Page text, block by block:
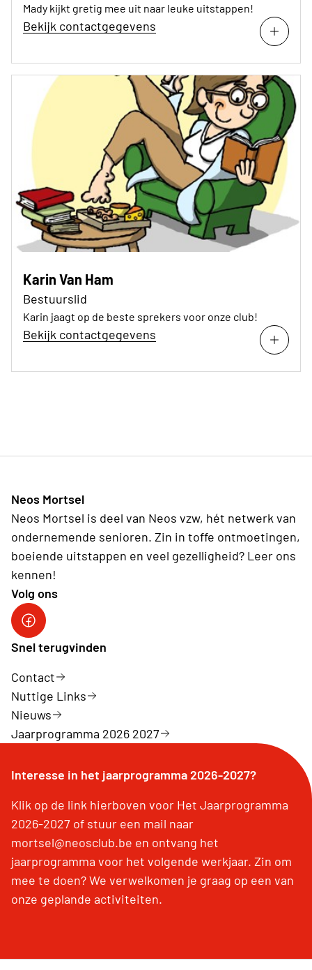
Mady kijkt gretig mee uit naar leuke uitstappen!
Bekijk contactgegevens
Karin Van Ham
Bestuurslid
Karin jaagt op de beste sprekers voor onze club!
Bekijk contactgegevens
Neos Mortsel
Neos Mortsel is deel van Neos vzw, hét netwerk van
ondernemende senioren. Zin in toffe ontmoetingen,
boeiende uitstappen en veel gezelligheid? Leer ons
kennen!
Volg ons
Snel terugvinden
Contact
Nuttige Links
Nieuws
Jaarprogramma 2026 2027
Interesse in het jaarprogramma 2026-2027?
Klik op de link hierboven voor Het Jaarprogramma
2026-2027 of stuur een mail naar
mortsel@neosclub.be en ontvang het
jaarprogramma voor het volgende werkjaar. Zin om
mee te doen? We verwelkomen je graag op een van
onze geplande activiteiten.